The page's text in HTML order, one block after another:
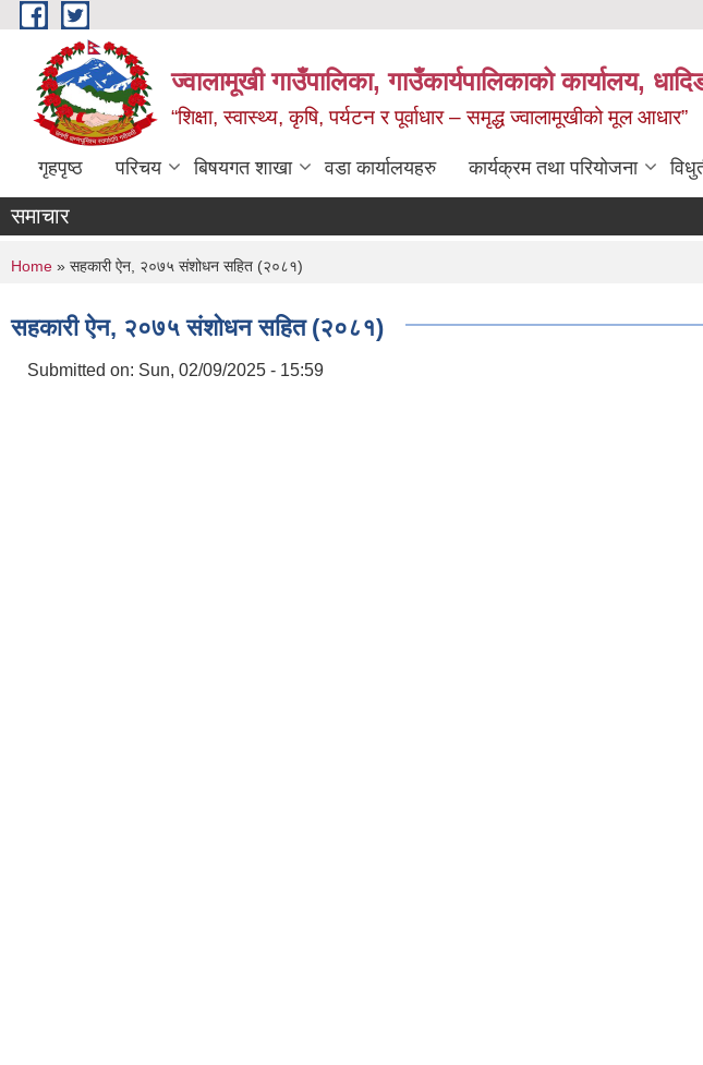
Skip to main content
ज्वालामूखी गाउँपालिका, गाउँकार्यपालिकाको कार्यालय,
“शिक्षा, स्वास्थ्य, कृषि, पर्यटन र पूर्वाधार – समृद्ध ज्वालामूखीको मूल आधार”
गृहपृष्ठ परिचय बिषयगत शाखा वडा कार्यालयहरु कार्यक्रम तथा परियोजना
समाचार
You are here
Home » सहकारी ऐन, २०७५ संशोधन सहित (२०८१)
सहकारी ऐन, २०७५ संशोधन सहित (२०८१)
Submitted on: Sun, 02/09/2025 - 15:59